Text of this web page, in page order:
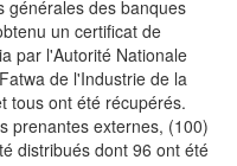
générales des banques
un certificat de
par l'Autorité Nationale
de l'Industrie de la
tous ont été récupérés.
prenantes externes, (100)
distribués dont 96 ont été